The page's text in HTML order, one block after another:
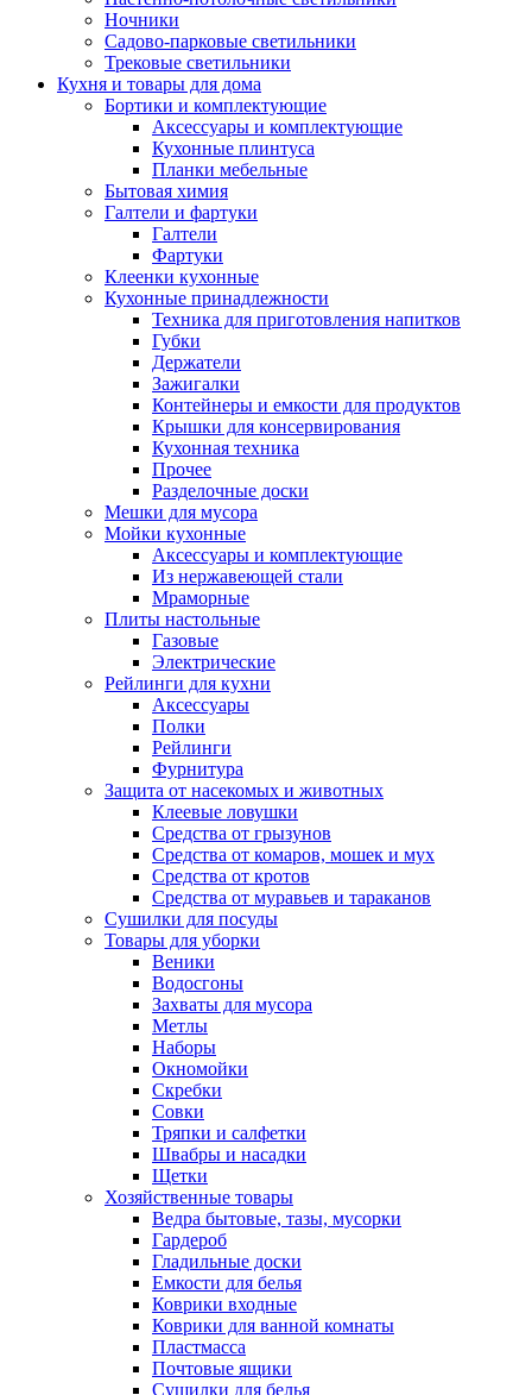
Ночники
Садово-парковые светильники
Трековые светильники
Кухня и товары для дома
Бортики и комплектующие
Аксессуары и комплектующие
Кухонные плинтуса
Планки мебельные
Бытовая химия
Галтели и фартуки
Галтели
Фартуки
Клеенки кухонные
Кухонные принадлежности
Техника для приготовления напитков
Губки
Держатели
Зажигалки
Контейнеры и емкости для продуктов
Крышки для консервирования
Кухонная техника
Прочее
Разделочные доски
Мешки для мусора
Мойки кухонные
Аксессуары и комплектующие
Из нержавеющей стали
Мраморные
Плиты настольные
Газовые
Электрические
Рейлинги для кухни
Аксессуары
Полки
Рейлинги
Фурнитура
Защита от насекомых и животных
Клеевые ловушки
Средства от грызунов
Средства от комаров, мошек и мух
Средства от кротов
Средства от муравьев и тараканов
Сушилки для посуды
Товары для уборки
Веники
Водосгоны
Захваты для мусора
Метлы
Наборы
Окномойки
Скребки
Совки
Тряпки и салфетки
Швабры и насадки
Щетки
Хозяйственные товары
Ведра бытовые, тазы, мусорки
Гардероб
Гладильные доски
Емкости для белья
Коврики входные
Коврики для ванной комнаты
Пластмасса
Почтовые ящики
Сушилки для белья